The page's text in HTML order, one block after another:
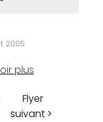
2005
plus
Flyer
suivant >